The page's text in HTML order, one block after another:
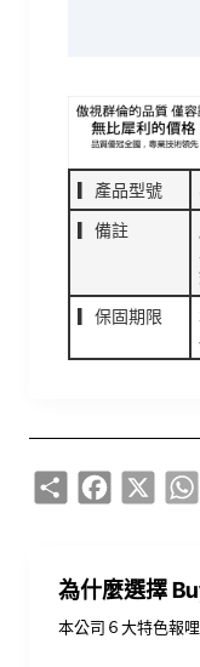
▎產品型號
▎備註
▎保固期限
ShareFacebook
X
為什麼選擇
本公司６大特色報